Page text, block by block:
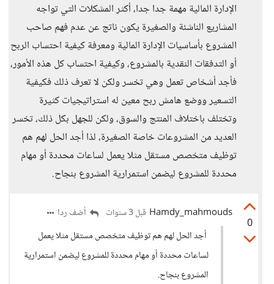
الإدارة المالية مهمة جدا جدا، أكثر المشكلات التي تواجه
المشاريع الناشئة والصغيرة يكون ناتج عن عدم فهم صاحب
المشروع بأساسيات الإدارة المالية ومعرفة كيفية احتساب الربح
أو التدفقات النقدية بالمشروع، وكيفية احتساب كل هذه الأمور،
فأجد أشخاص تعمل وهي تخسر ولكن لا تعرف ذلك فكيفية
التسعير ووضع هامش ربح معين له استراتيجيات كثيرة
وتختلف باختلاف المنتج والسوق، ولكن للجهل بكل ذلك، تخسر
العديد من المشروعات خاصة الصغيرة، لذا أجد الحل لهم هم
توظيف متخصص مستقل مثلا يعمل لساعات محددة أو مهام
محددة للمشروع ليضمن استمرارية المشروع بنجاح.
0
Hamdy_mahmouds قبل 3 سنوات
أضف ردا
أجد الحل لهم هم توظيف متخصص مستقل مثلا يعمل
لساعات محددة أو مهام محددة للمشروع ليضمن استمرارية
المشروع بنجاح.